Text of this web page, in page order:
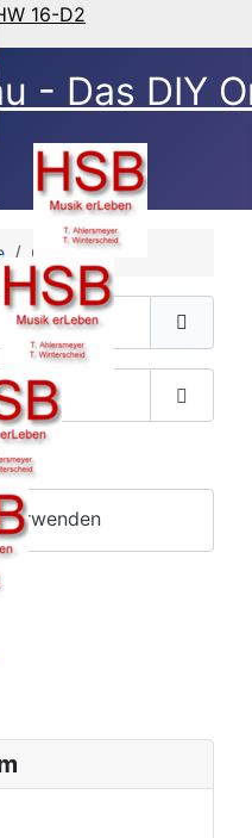
16-D2
- Das DIY
CB Login